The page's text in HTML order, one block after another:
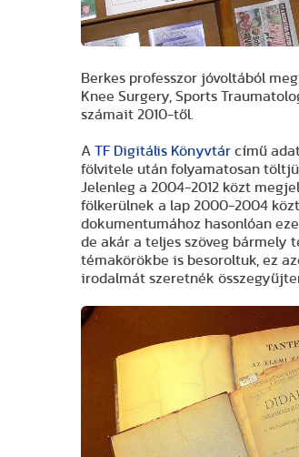
Berkes professzor jóvoltából
Knee Surgery, Sports
számait 2010-től.
ATF Digitális Könyvtár című
fölvitele után folyamatosan
Jelenleg a 2004-2012 közt
fölkerülnek a lap 2000-2004
dokumentumához hasonlóan
de akár a teljes szöveg bármely
témakörökbe is besoroltuk, ez
irodalmát szeretnék